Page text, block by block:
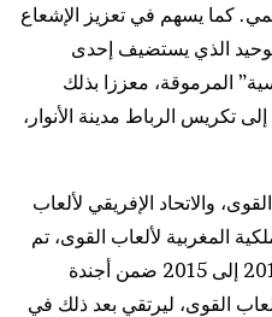
كما يسهم في تعزيز الإشعاع
الذي يستضيف إحدى
المرموقة، معززا بذلك
تكريس الرباط مدينة الأنوار،
والاتحاد الإفريقي لألعاب
المغربية لألعاب القوى، تم
إدراج هذا الموعد الرياضي من 2010 إلى 2015 ضمن أجندة
القوى، ليرتقي بعد ذلك في